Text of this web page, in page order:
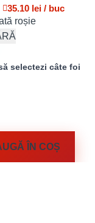
35.10 lei / buc
roșie
selectezi câte foi
ÎN COȘ